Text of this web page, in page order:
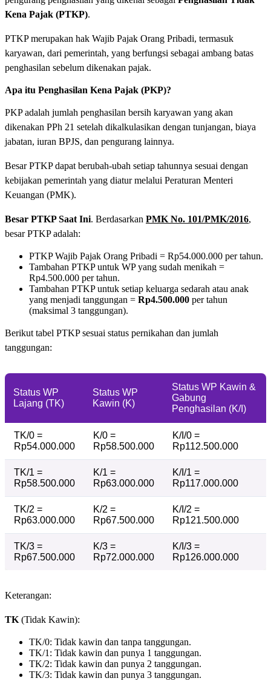
Kena Pajak (PTKP).
PTKP merupakan hak Wajib Pajak Orang Pribadi, termasuk
karyawan, dari pemerintah, yang berfungsi sebagai ambang batas
penghasilan sebelum dikenakan pajak.
Apa itu Penghasilan Kena Pajak (PKP)?
PKP adalah jumlah penghasilan bersih karyawan yang akan
dikenakan PPh 21 setelah dikalkulasikan dengan tunjangan, biaya
jabatan, iuran BPJS, dan pengurang lainnya.
Besar PTKP dapat berubah-ubah setiap tahunnya sesuai dengan
kebijakan pemerintah yang diatur melalui Peraturan Menteri
Keuangan (PMK).
Besar PTKP Saat Ini. Berdasarkan PMK No. 101/PMK/2016,
besar PTKP adalah:
PTKP Wajib Pajak Orang Pribadi = Rp54.000.000 per tahun.
Tambahan PTKP untuk WP yang sudah menikah =
Rp4.500.000 per tahun.
Tambahan PTKP untuk setiap keluarga sedarah atau anak
yang menjadi tanggungan = Rp4.500.000 per tahun
(maksimal 3 tanggungan).
Berikut tabel PTKP sesuai status pernikahan dan jumlah
tanggungan:
Status WP
Lajang (TK)
Status WP
Kawin (K)
Status WP Kawin &
Gabung
Penghasilan (K/I)
TK/0 =
Rp54.000.000
K/0 =
Rp58.500.000
K/I/0 =
Rp112.500.000
TK/1 =
Rp58.500.000
K/1 =
Rp63.000.000
K/I/1 =
Rp117.000.000
TK/2 =
Rp63.000.000
K/2 =
Rp67.500.000
K/I/2 =
Rp121.500.000
TK/3 =
Rp67.500.000
K/3 =
Rp72.000.000
K/I/3 =
Rp126.000.000
Keterangan:
TK (Tidak Kawin):
TK/0: Tidak kawin dan tanpa tanggungan.
TK/1: Tidak kawin dan punya 1 tanggungan.
TK/2: Tidak kawin dan punya 2 tanggungan.
TK/3: Tidak kawin dan punya 3 tanggungan.